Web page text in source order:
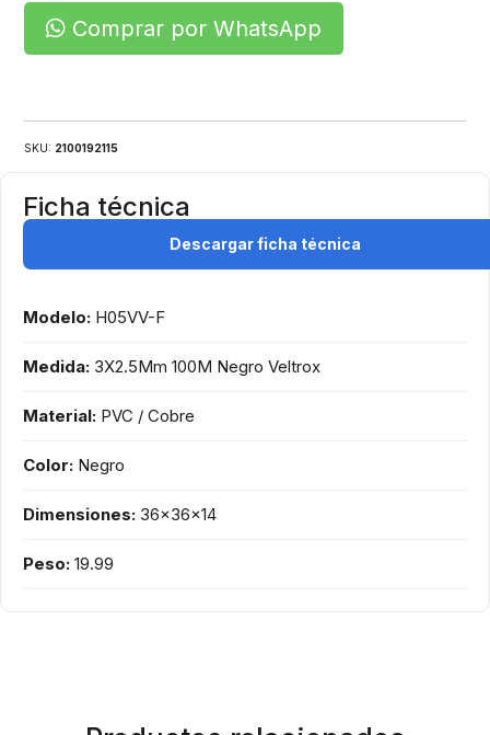
Comprar por WhatsApp
SKU: 2100192115
Ficha técnica
Descargar ficha técnica
Modelo: H05VV-F
Medida: 3X2.5Mm 100M Negro Veltrox
Material: PVC / Cobre
Color: Negro
Dimensiones: 36x36x14
Peso: 19.99